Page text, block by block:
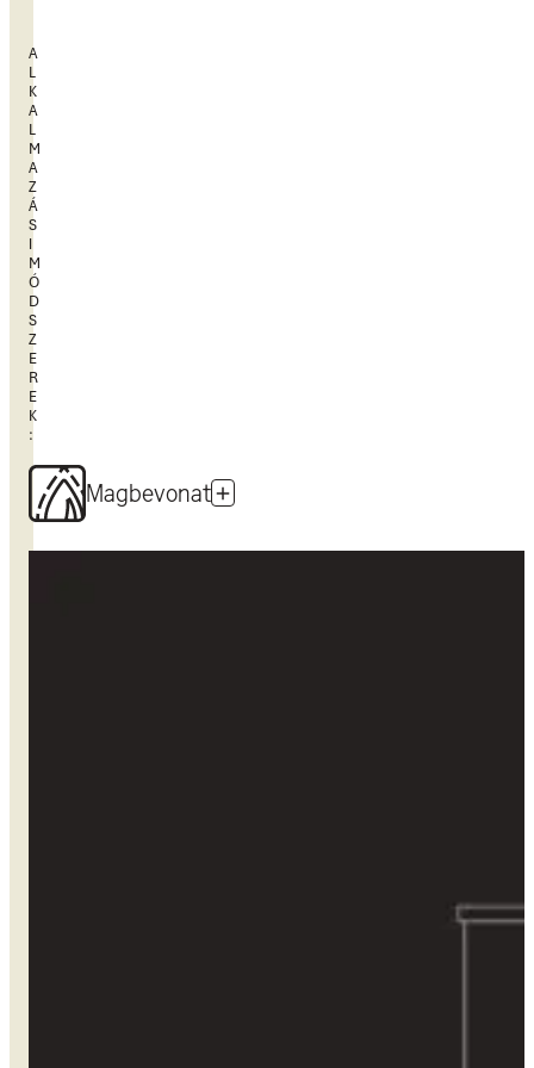
A
L
K
A
L
M
A
Z
Á
S
I
M
Ó
D
S
Z
E
R
E
K
:
Magbevonat